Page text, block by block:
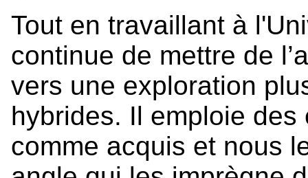
Tout en travaillant à
continue de mettre de
vers une exploration
hybrides. Il emploie
comme acquis et nous